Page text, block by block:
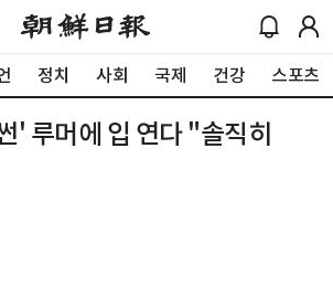
정치 사회 국제 건강 스포츠
' 루머에 입 연다 "솔직히